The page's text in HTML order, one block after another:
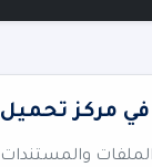
في مركز